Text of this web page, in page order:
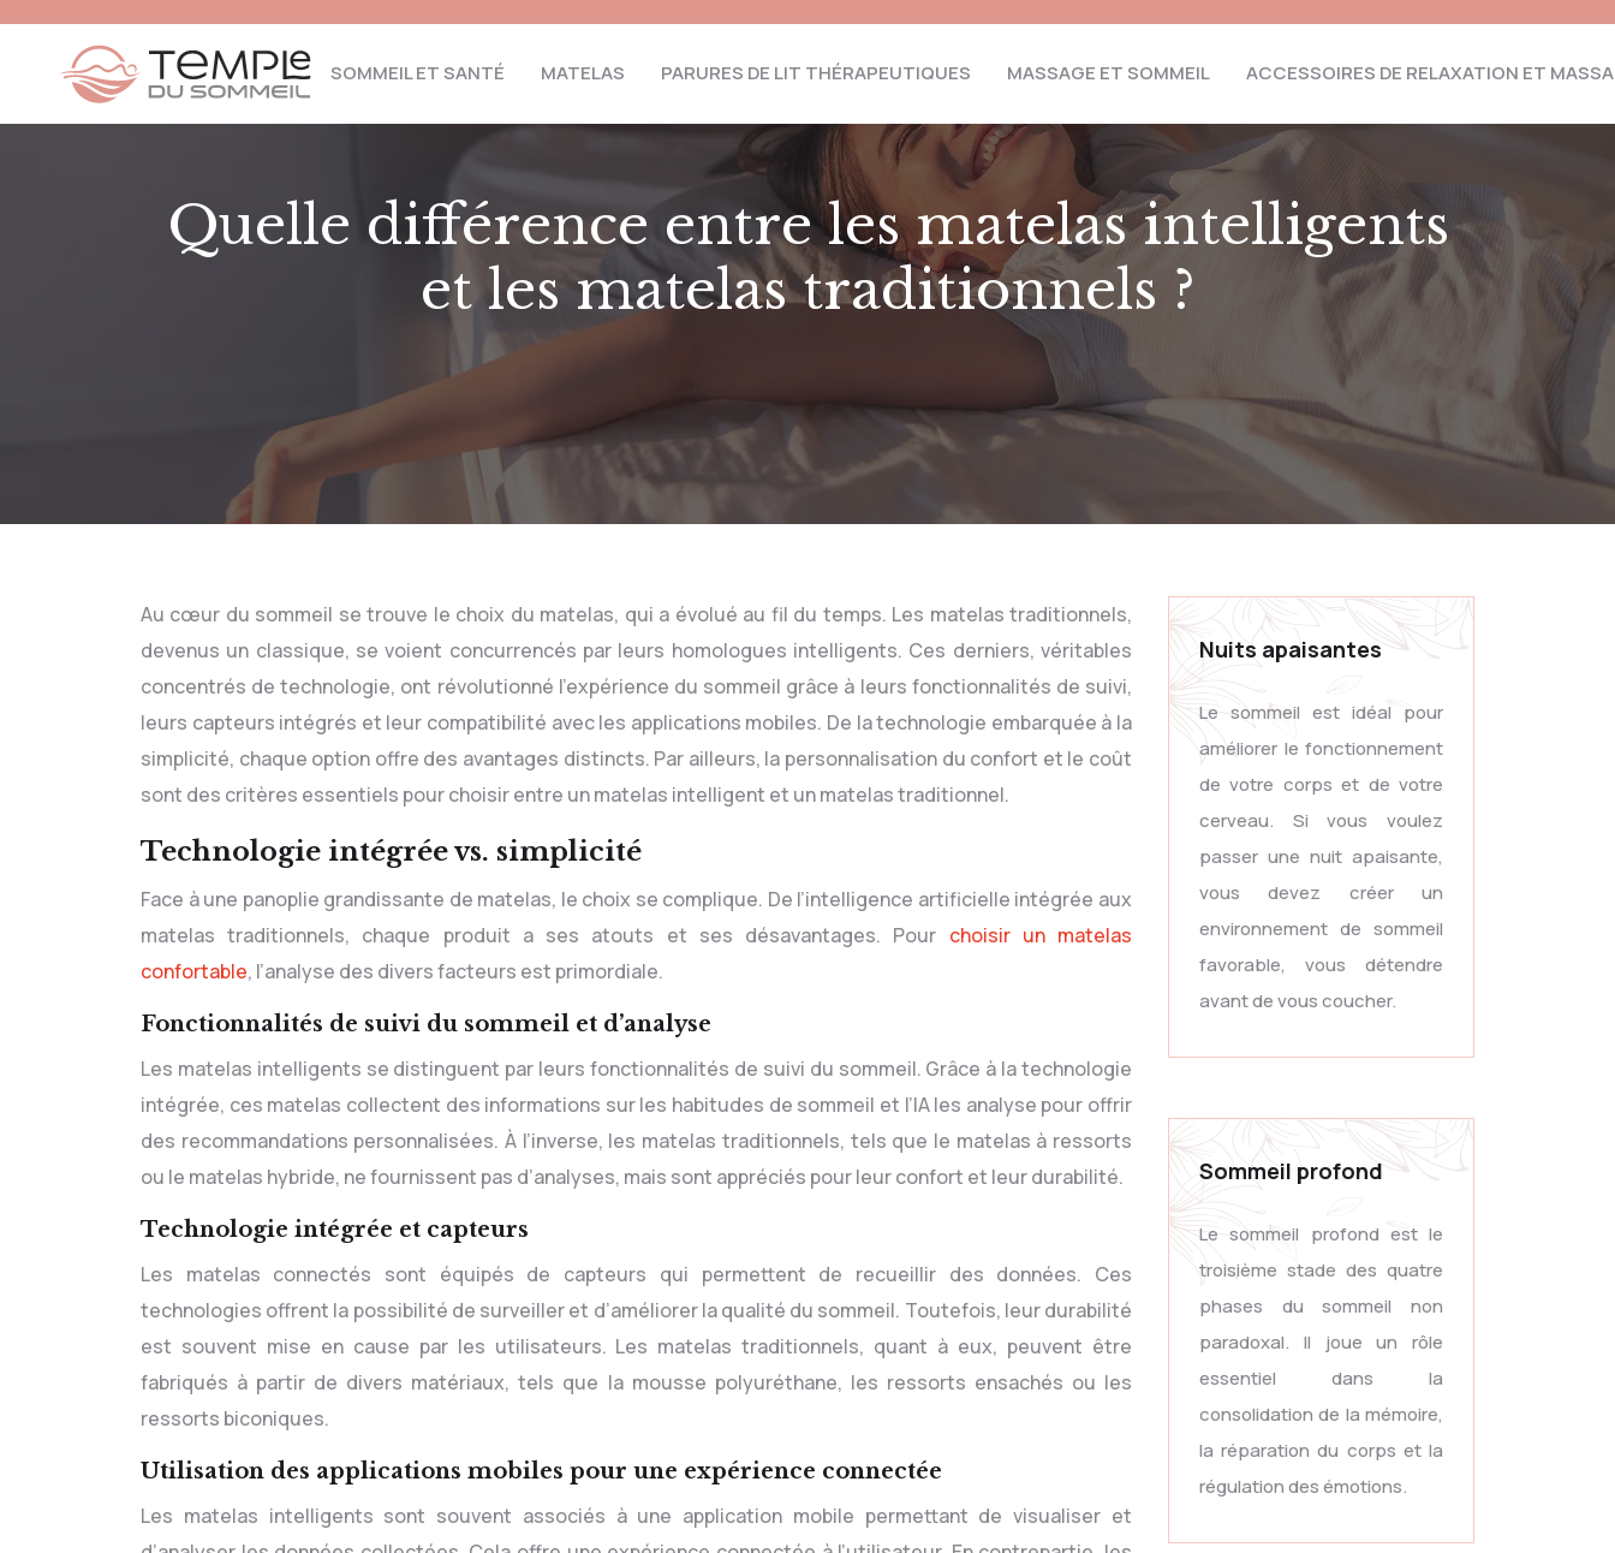
SOMMEIL ET SANTÉ MATELAS PARURES DE LIT THÉRAPEUTIQUES MASSAGE ET SOMMEIL ACCESSOIRES DE RELAXATION ET
Quelle différence entre les matelas intelligents
et les matelas traditionnels ?
Au cœur du sommeil se trouve le choix du matelas, qui a évolué au fil du temps. Les matelas traditionnels,
devenus un classique, se voient concurrencés par leurs homologues intelligents. Ces derniers, véritables
concentrés de technologie, ont révolutionné l’expérience du sommeil grâce à leurs fonctionnalités de suivi,
leurs capteurs intégrés et leur compatibilité avec les applications mobiles. De la technologie embarquée à la
simplicité, chaque option offre des avantages distincts. Par ailleurs, la personnalisation du confort et le coût
sont des critères essentiels pour choisir entre un matelas intelligent et un matelas traditionnel.
Technologie intégrée vs. simplicité
Face à une panoplie grandissante de matelas, le choix se complique. De l’intelligence artificielle intégrée aux
matelas traditionnels, chaque produit a ses atouts et ses désavantages. Pour choisir un matelas
confortable, l’analyse des divers facteurs est primordiale.
Fonctionnalités de suivi du sommeil et d’analyse
Les matelas intelligents se distinguent par leurs fonctionnalités de suivi du sommeil. Grâce à la technologie
intégrée, ces matelas collectent des informations sur les habitudes de sommeil et l’IA les analyse pour offrir
des recommandations personnalisées. À l’inverse, les matelas traditionnels, tels que le matelas à ressorts
ou le matelas hybride, ne fournissent pas d’analyses, mais sont appréciés pour leur confort et leur durabilité.
Technologie intégrée et capteurs
Les matelas connectés sont équipés de capteurs qui permettent de recueillir des données. Ces
technologies offrent la possibilité de surveiller et d’améliorer la qualité du sommeil. Toutefois, leur durabilité
est souvent mise en cause par les utilisateurs. Les matelas traditionnels, quant à eux, peuvent être
fabriqués à partir de divers matériaux, tels que la mousse polyuréthane, les ressorts ensachés ou les
ressorts biconiques.
Utilisation des applications mobiles pour une expérience connectée
Les matelas intelligents sont souvent associés à une application mobile permettant de visualiser et
Nuits apaisantes
Le sommeil est idéal pour
améliorer le fonctionnement
de votre corps et de votre
cerveau. Si vous voulez
passer une nuit apaisante,
vous devez créer un
environnement de sommeil
favorable, vous détendre
avant de vous coucher.
Sommeil profond
Le sommeil profond est le
troisième stade des quatre
phases du sommeil non
paradoxal. Il joue un rôle
essentiel dans la
consolidation de la mémoire,
la réparation du corps et la
régulation des émotions.